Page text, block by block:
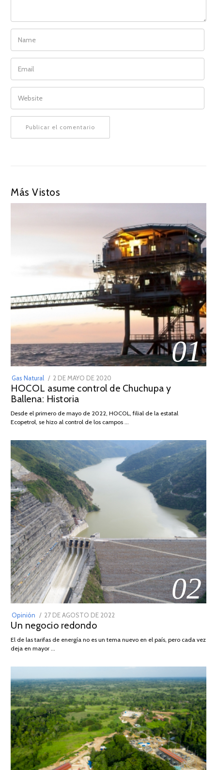
NAME
EMAIL
WEBSITE
Más Vistos
01
Gas Natural
POSTED
ON
2 DE MAYO DE 2020
DE
2026
HOCOL asume control de Chuchupa y
Ballena: Historia
Desde el primero de mayo de 2022, HOCOL, filial de la estatal
Ecopetrol, se hizo al control de los campos …
02
Opinión
POSTED
ON
27 DE AGOSTO DE 2022
DE
Un negocio redondo
El de las tarifas de energía no es un tema nuevo en el país, pero cada vez
deja en mayor …